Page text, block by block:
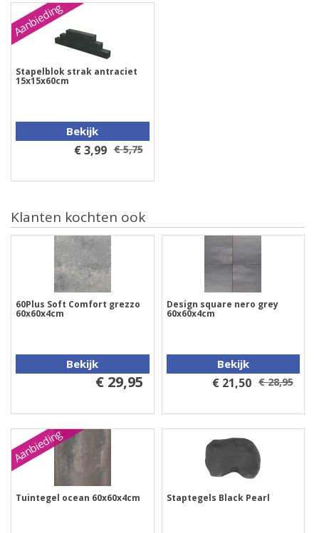
Aanbieding
Stapelblok strak antraciet
15x15x60cm
Bekijk
€ 3,99 € 5,75
Klanten kochten ook
60Plus Soft Comfort grezzo
60x60x4cm
Bekijk
€ 29,95
Design square nero grey
60x60x4cm
Bekijk
€ 21,50 € 28,95
Aanbieding
Tuintegel ocean 60x60x4cm Staptegels Black Pearl